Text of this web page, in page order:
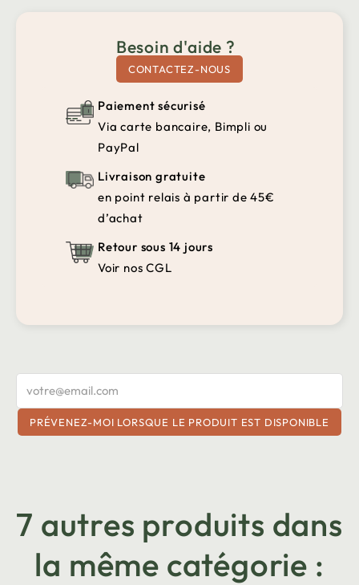
Besoin d'aide ?
CONTACTEZ-NOUS
Paiement sécurisé
Via carte bancaire, Bimpli ou
PayPal
Livraison gratuite
en point relais à partir de 45€
d’achat
Retour sous 14 jours
Voir nos CGL
PRÉVENEZ-MOI LORSQUE LE PRODUIT EST DISPONIBLE
7 autres produits dans
la même catégorie :